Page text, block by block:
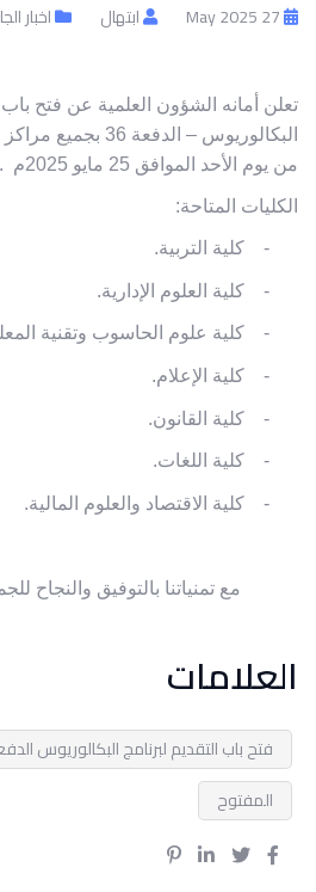
ابتهال اخبار
تعلن أمانه الشؤون العلمية عن فتح باب
البكالوريوس – الدفعة
من يوم الأحد الموافق 25 مايو 2025م .
الكليات المتاحة:
- كلية التربية.
- كلية العلوم الإدارية.
- كلية علوم الحاسوب وتقنية
- كلية الإعلام.
- كلية القانون.
- كلية اللغات.
- كلية الاقتصاد والعلوم المالية.
مع تمنياتنا بالتوفيق والنجاح
العلامات
فتح باب التقديم لبرنامج البكالوريوس
المفتوح